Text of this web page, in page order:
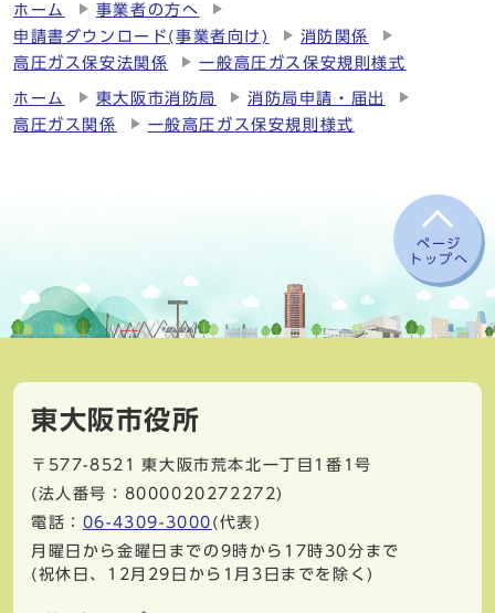
ホーム
事業者の方へ
申請書ダウンロード(事業者向け)
消防関係
高圧ガス保安法関係
一般高圧ガス保安規則様式
ホーム 東大阪市消防局
消防局申請・届出
高圧ガス関係
一般高圧ガス保安規則様式
ページ
トップへ
東大阪市役所
〒577-8521
東大阪市荒本北一丁目1番1号
(法人番号：8000020272272)
電話： 06-4309-3000 (代表)
月曜日から金曜日までの9時から17時30分まで
(祝休日、12月29日から1月3日までを除く)